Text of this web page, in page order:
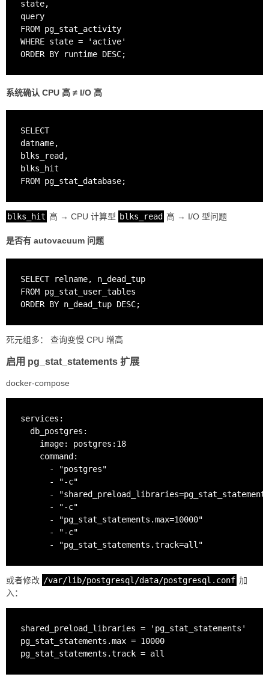
state,
query
FROM pg_stat_activity
WHERE state = 'active'
系统确认 CPU 高 ≠ I/O 高
SELECT
datname,
blks_read,
blks_hit
blks_hit 高 → CPU 计算型 blks_read 高 → I/O 型问题
是否有 autovacuum 问题
SELECT relname, n_dead_tup
FROM pg_stat_user_tables
死元组多： 查询变慢 CPU 增高
启用 pg_stat_statements 扩展
docker-compose
services:
  db_postgres:
    image: postgres:18
    command:
      - "postgres"
      - "-c"
-
      - "-c"
      - "pg_stat_statements.max=10000"
      - "-c"
或者修改 /var/lib/postgresql/data/postgresql.conf 加
入：
shared_preload_libraries = 'pg_stat_statements'
pg_stat_statements.max = 10000